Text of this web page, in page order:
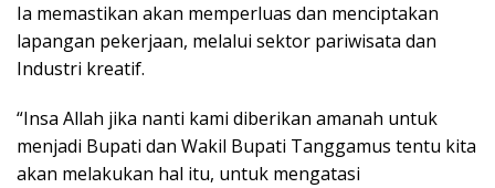
Ia memastikan akan memperluas dan menciptakan
lapangan pekerjaan, melalui sektor pariwisata dan
Industri kreatif.
“Insa Allah jika nanti kami diberikan amanah untuk
menjadi Bupati dan Wakil Bupati Tanggamus tentu kita
akan melakukan hal itu, untuk mengatasi